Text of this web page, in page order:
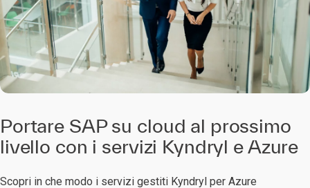
Portare SAP su cloud al prossimo
livello con i servizi Kyndryl e Azure
Scopri in che modo i servizi gestiti Kyndryl per Azure